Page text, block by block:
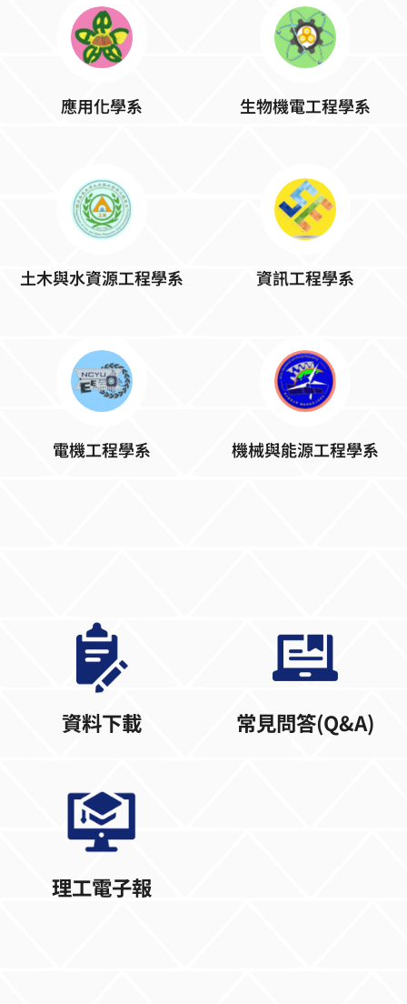
應用化學系 生物機電工程學系
土木與水資源工程學系 資訊工程學系
電機工程學系 機械與能源工程學系
資料下載 常見問答(Q&A)
理工電子報